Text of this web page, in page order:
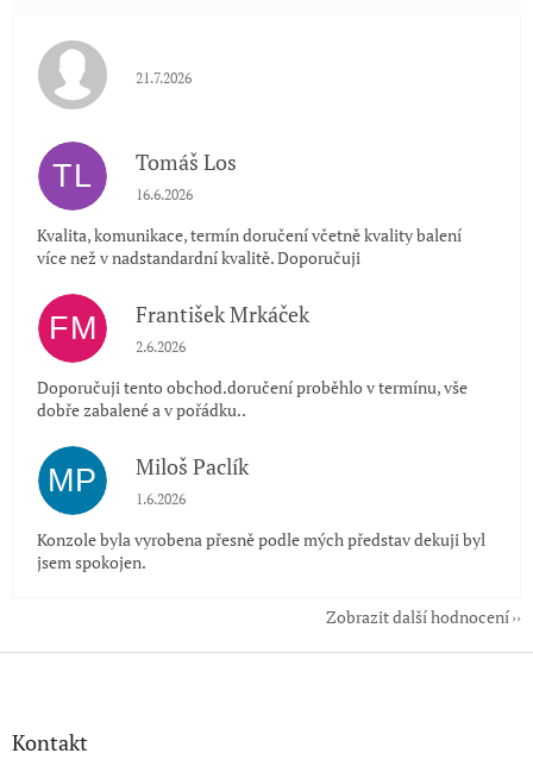
Hodnocení obchodu je 5 z 5 hvězdiček.
21.7.2026
TL Tomáš Los
Hodnocení obchodu je 5 z 5 hvězdiček.
16.6.2026
Kvalita, komunikace, termín doručení včetně kvality balení
více než v nadstandardní kvalitě. Doporučuji
FM František Mrkáček
Hodnocení obchodu je 5 z 5 hvězdiček.
2.6.2026
Doporučuji tento obchod.doručení proběhlo v termínu, vše
dobře zabalené a v pořádku..
MP Miloš Paclík
Hodnocení obchodu je 5 z 5 hvězdiček.
1.6.2026
Konzole byla vyrobena přesně podle mých představ dekuji byl
jsem spokojen.
Zobrazit další hodnocení
Z
Kontakt